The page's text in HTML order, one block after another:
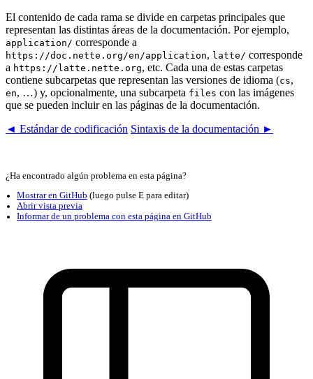
El contenido de cada rama se divide en carpetas principales que
representan las distintas áreas de la documentación. Por ejemplo,
application/ corresponde a
https://doc.nette.org/en/application, latte/ corresponde
a https://latte.nette.org, etc. Cada una de estas carpetas
contiene subcarpetas que representan las versiones de idioma (cs,
en, …) y, opcionalmente, una subcarpeta files con las imágenes
que se pueden incluir en las páginas de la documentación.
◄ Estándar de codificación Sintaxis de la documentación ►